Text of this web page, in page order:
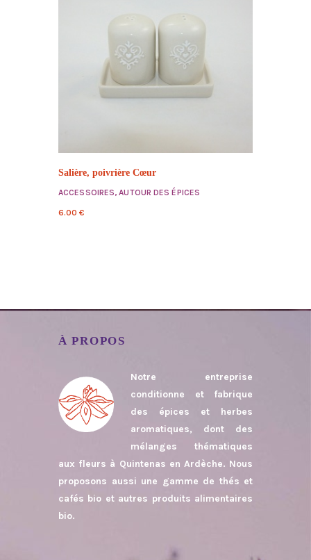
Salière, poivrière Cœur
ACCESSOIRES,AUTOUR DES ÉPICES
6.00 €
À PROPOS
Notre entreprise
conditionne et fabrique
des épices et herbes
aromatiques, dont des
mélanges thématiques
aux fleurs à Quintenas en Ardèche. Nous
proposons aussi une gamme de thés et
cafés bio et autres produits alimentaires
bio.